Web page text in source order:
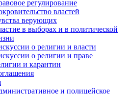
регулирование
властей
верующих
в выборах и в политической
о религии и власти
о религии и праве
и карантин
и полицейское